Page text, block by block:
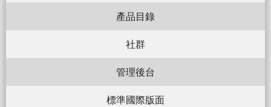
產品目錄
社群
管理後台
標準國際版面